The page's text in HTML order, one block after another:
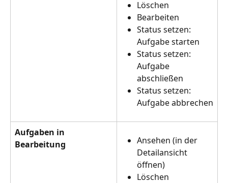
Löschen
Bearbeiten
Status setzen:
Aufgabe starten
Status setzen:
Aufgabe
abschließen
Status setzen:
Aufgabe abbrechen
Aufgaben in
Bearbeitung
Ansehen (in der
Detailansicht
öffnen)
Löschen